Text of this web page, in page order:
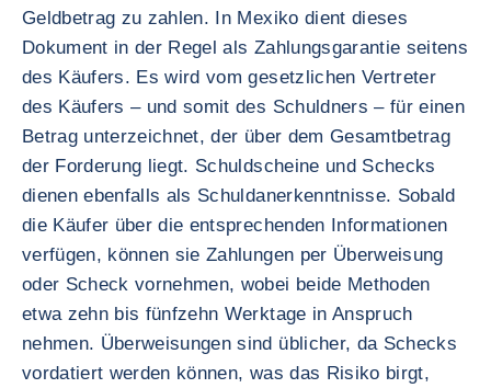
Geldbetrag zu zahlen. In Mexiko dient dieses
Dokument in der Regel als Zahlungsgarantie seitens
des Käufers. Es wird vom gesetzlichen Vertreter
des Käufers – und somit des Schuldners – für einen
Betrag unterzeichnet, der über dem Gesamtbetrag
der Forderung liegt. Schuldscheine und Schecks
dienen ebenfalls als Schuldanerkenntnisse. Sobald
die Käufer über die entsprechenden Informationen
verfügen, können sie Zahlungen per Überweisung
oder Scheck vornehmen, wobei beide Methoden
etwa zehn bis fünfzehn Werktage in Anspruch
nehmen. Überweisungen sind üblicher, da Schecks
vordatiert werden können, was das Risiko birgt,